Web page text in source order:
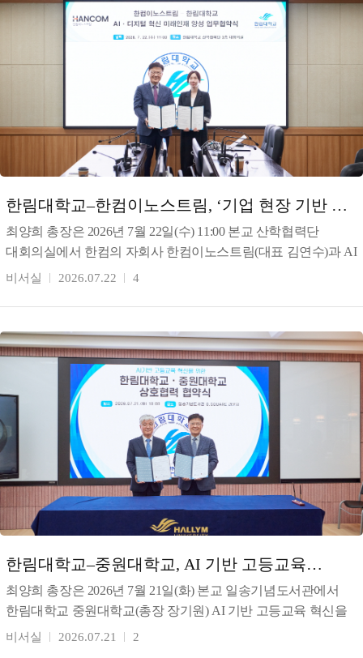
한림대학교–한컴이노스트림, ‘기업 현장 기반 AI
인재양성 체계 구축’을 위한 상호협력 협
최양희 총장은 2026년 7월 22일(수) 11:00 본교 산학협력단
대회의실에서 한컴의 자회사 한컴이노스트림(대표 김연수)과 AI
디지털 혁신 인재 양성을 위한 업무협약(MOU)
비서실 2026.07.22 4
한림대학교–중원대학교, AI 기반 고등교육
혁신을 위한 상호협력 협약 체결
최양희 총장은 2026년 7월 21일(화) 본교 일송기념도서관에서
한림대학교 중원대학교(총장 장기원) AI 기반 고등교육 혁신을
비서실 2026.07.21 2